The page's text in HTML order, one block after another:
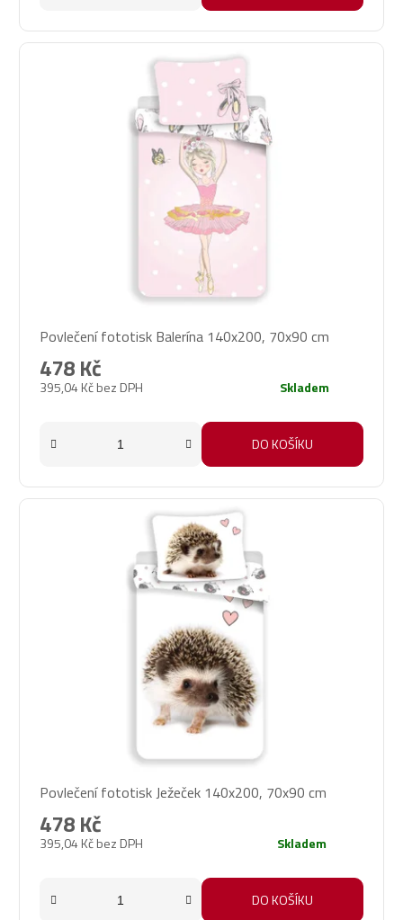
Povlečení fototisk Balerína 140x200, 70x90 cm
395,04 Kč bez DPH
478 Kč
Skladem
DO KOŠÍKU
Povlečení fototisk Ježeček 140x200, 70x90 cm
395,04 Kč bez DPH
478 Kč
Skladem
DO KOŠÍKU